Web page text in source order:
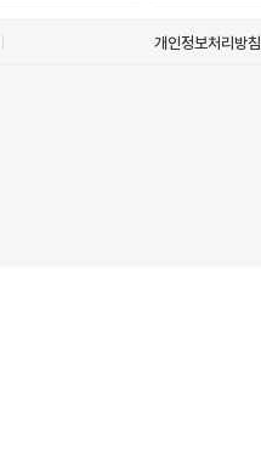
개인정보처리방침